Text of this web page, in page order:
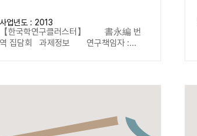
사업년도 : 2013
【한국학연구클러스터】 書永編 번
역 집담회 과제정보 연구책임자 :...